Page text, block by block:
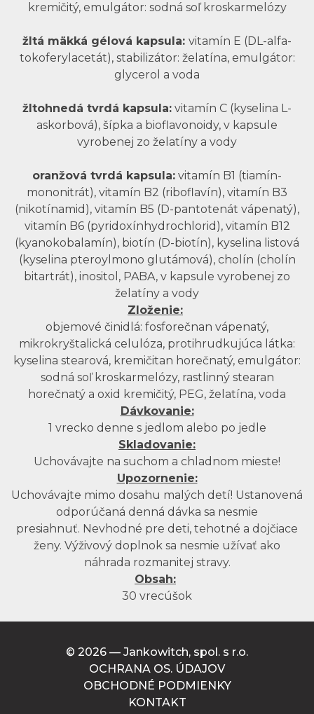
kremičitý, emulgátor: sodná soľ kroskarmelózy
žltá mäkká gélová kapsula: vitamín E (DL-alfa-
tokoferylacetát), stabilizátor: želatína, emulgátor:
glycerol a voda
žltohnedá tvrdá kapsula: vitamín C (kyselina L-
askorbová), šípka a bioflavonoidy, v kapsule
vyrobenej zo želatíny a vody
oranžová tvrdá kapsula: vitamín B1 (tiamín-
mononitrát), vitamín B2 (riboflavín), vitamín B3
(nikotínamid), vitamín B5 (D-pantotenát vápenatý),
vitamín B6 (pyridoxínhydrochlorid), vitamín B12
(kyanokobalamín), biotín (D-biotín), kyselina listová
(kyselina pteroylmono glutámová), cholín (cholín
bitartrát), inositol, PABA, v kapsule vyrobenej zo
želatíny a vody
Zloženie:
objemové činidlá: fosforečnan vápenatý,
mikrokryštalická celulóza, protihrudkujúca látka:
kyselina stearová, kremičitan horečnatý, emulgátor:
sodná soľ kroskarmelózy, rastlinný stearan
horečnatý a oxid kremičitý, PEG, želatína, voda
Dávkovanie:
1 vrecko denne s jedlom alebo po jedle
Skladovanie:
Uchovávajte na suchom a chladnom mieste!
Upozornenie:
Uchovávajte mimo dosahu malých detí! Ustanovená
odporúčaná denná dávka sa nesmie
presiahnuť. Nevhodné pre deti, tehotné a dojčiace
ženy. Výživový doplnok sa nesmie užívať ako
náhrada rozmanitej stravy.
Obsah:
30 vrecúšok
© 2026 — Jankowitch, spol. s r.o.
OCHRANA OS. ÚDAJOV
OBCHODNÉ PODMIENKY
KONTAKT